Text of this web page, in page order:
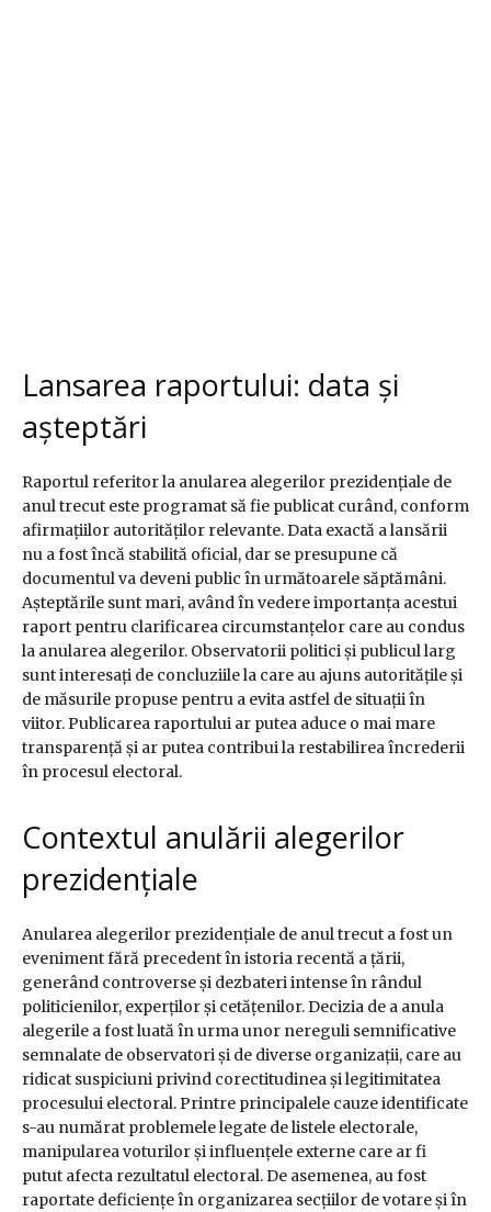
Lansarea raportului: data și
așteptări
Raportul referitor la anularea alegerilor prezidențiale de
anul trecut este programat să fie publicat curând, conform
afirmațiilor autorităților relevante. Data exactă a lansării
nu a fost încă stabilită oficial, dar se presupune că
documentul va deveni public în următoarele săptămâni.
Așteptările sunt mari, având în vedere importanța acestui
raport pentru clarificarea circumstanțelor care au condus
la anularea alegerilor. Observatorii politici și publicul larg
sunt interesați de concluziile la care au ajuns autoritățile și
de măsurile propuse pentru a evita astfel de situații în
viitor. Publicarea raportului ar putea aduce o mai mare
transparență și ar putea contribui la restabilirea încrederii
în procesul electoral.
Contextul anulării alegerilor
prezidențiale
Anularea alegerilor prezidențiale de anul trecut a fost un
eveniment fără precedent în istoria recentă a țării,
generând controverse și dezbateri intense în rândul
politicienilor, experților și cetățenilor. Decizia de a anula
alegerile a fost luată în urma unor nereguli semnificative
semnalate de observatori și de diverse organizații, care au
ridicat suspiciuni privind corectitudinea și legitimitatea
procesului electoral. Printre principalele cauze identificate
s-au numărat problemele legate de listele electorale,
manipularea voturilor și influențele externe care ar fi
putut afecta rezultatul electoral. De asemenea, au fost
raportate deficiențe în organizarea secțiilor de votare și în